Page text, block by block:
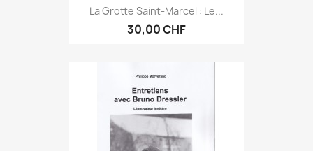
La Grotte Saint-Marcel : Le...
30,00 CHF